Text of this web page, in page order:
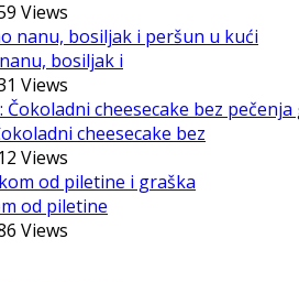
Views
bosiljak i
Views
cheesecake bez
Views
od piletine
Views